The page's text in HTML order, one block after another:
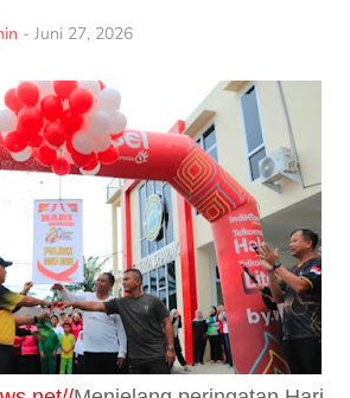
- Juni 27, 2026